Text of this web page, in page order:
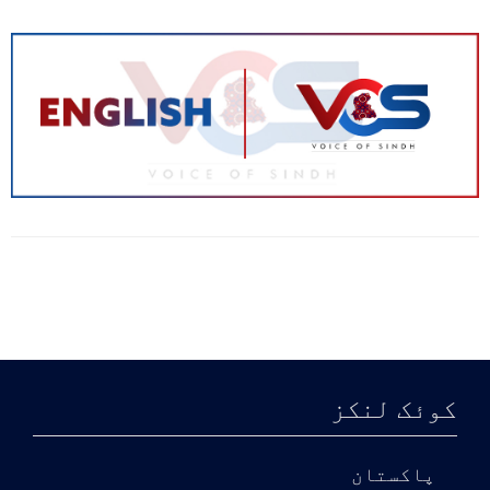
جورڈی نے 1987 میں پہلی بار چترال
کی وادیوں کا رخ کیا، خاص طور پر
“ہومینیڈ پرائمٹ کرپٹائیڈ”
کوئک لنکز
پاکستان